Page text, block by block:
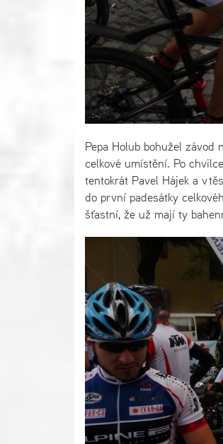
Pepa Holub bohužel závod
celkové umístění. Po
tentokrát Pavel Hájek a v
do první padesátky
šťastní, že už mají ty